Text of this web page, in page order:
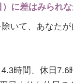
に差はみられ
いて、あなた
時間、休日